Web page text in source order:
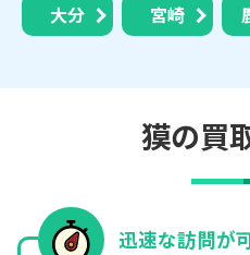
大分 宮崎
獏の買
迅速な訪問が